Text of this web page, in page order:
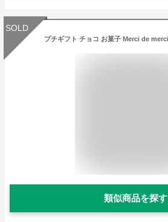
SOLD
類似商品を探す